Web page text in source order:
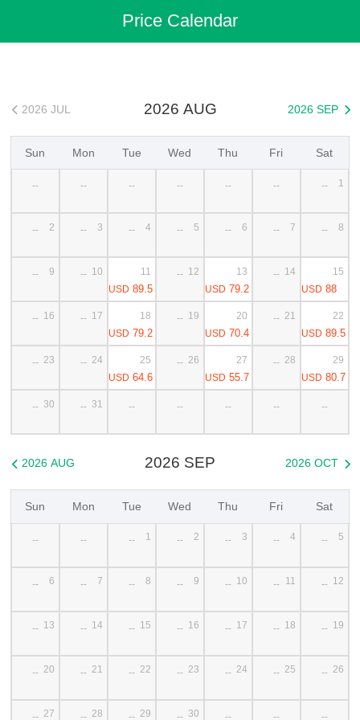
Zhangjiajie to Shijiazhuang Cheap Flights
Price Calendar
2026 AUG
 2026 JUL 2026 SEP 
Sun Mon Tue Wed Thu Fri Sat
-- -- -- -- -- -- -- 1
-- 2 -- 3 -- 4 -- 5 -- 6 -- 7 -- 8
-- 9 -- 10
USD 89.5
11 -- 12
USD 79.2
13 -- 14
USD 88
15
-- 16 -- 17
USD 79.2
18 -- 19
USD 70.4
20 -- 21
USD 89.5
22
-- 23 -- 24
USD 64.6
25 -- 26
USD 55.7
27 -- 28
USD 80.7
29
-- 30 -- 31 -- -- -- -- --
2026 SEP
 2026 AUG 2026 OCT 
Sun Mon Tue Wed Thu Fri Sat
-- -- -- 1 -- 2 -- 3 -- 4 -- 5
-- 6 -- 7 -- 8 -- 9 -- 10 -- 11 -- 12
-- 13 -- 14 -- 15 -- 16 -- 17 -- 18 -- 19
-- 20 -- 21 -- 22 -- 23 -- 24 -- 25 -- 26
-- 27 -- 28 -- 29 -- 30 -- -- --